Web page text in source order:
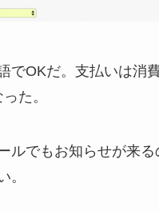
でOKだ。支払いは消
た。
ルでもお知らせが来る
。